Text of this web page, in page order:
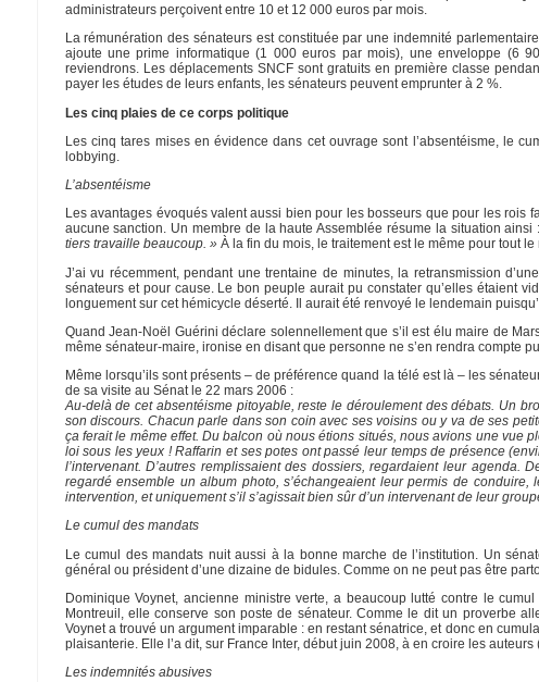
administrateurs perçoivent entre 10 et 12 000 euros par mois.
La rémunération des sénateurs est constituée par une indemnité
ajoute une prime informatique (1 000 euros par mois), une enveloppe (6
reviendrons. Les déplacements SNCF sont gratuits en première classe
payer les études de leurs enfants, les sénateurs peuvent emprunter à 2 %.
Les cinq plaies de ce corps politique
Les cinq tares mises en évidence dans cet ouvrage sont l’absentéisme, le
lobbying.
L’absentéisme
Les avantages évoqués valent aussi bien pour les bosseurs que pour les rois
aucune sanction. Un membre de la haute Assemblée résume la situation ainsi :
tiers travaille beaucoup. »À la fin du mois, le traitement est le même pour tout
J’ai vu récemment, pendant une trentaine de minutes, la retransmission
sénateurs et pour cause. Le bon peuple aurait pu constater qu’elles étaient
longuement sur cet hémicycle déserté. Il aurait été renvoyé le lendemain
Quand Jean-Noël Guérini déclare solennellement que s’il est élu maire de
même sénateur-maire, ironise en disant que personne ne s’en rendra compte
Même lorsqu’ils sont présents – de préférence quand la télé est là – les
de sa visite au Sénat le 22 mars 2006 :
Au-delà de cet absentéisme pitoyable, reste le déroulement des débats. Un
son discours. Chacun parle dans son coin avec ses voisins ou y va de ses
ça ferait le même effet. Du balcon où nous étions situés, nous avions une vue
loi sous les yeux ! Raffarin et ses potes ont passé leur temps de présence
l’intervenant. D’autres remplissaient des dossiers, regardaient leur
regardé ensemble un album photo, s’échangeaient leur permis de
intervention, et uniquement s’il s’agissait bien sûr d’un intervenant de leur
Le cumul des mandats
Le cumul des mandats nuit aussi à la bonne marche de l’institution. Un
général ou président d’une dizaine de bidules. Comme on ne peut pas être
Dominique Voynet, ancienne ministre verte, a beaucoup lutté contre le
Montreuil, elle conserve son poste de sénateur. Comme le dit un proverbe
Voynet a trouvé un argument imparable : en restant sénatrice, et donc en
plaisanterie. Elle l’a dit, sur France Inter, début juin 2008, à en croire les auteurs
Les indemnités abusives